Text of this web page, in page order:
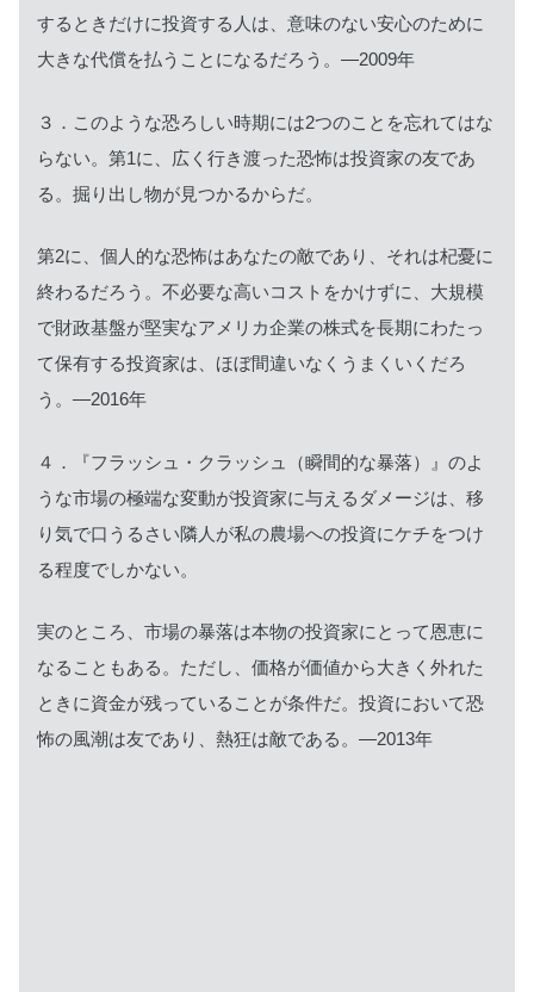
するときだけに投資する人は、意味のない安心のために
大きな代償を払うことになるだろう。—2009年
３．このような恐ろしい時期には2つのことを忘れてはな
らない。第1に、広く行き渡った恐怖は投資家の友であ
る。掘り出し物が見つかるからだ。
第2に、個人的な恐怖はあなたの敵であり、それは杞憂に
終わるだろう。不必要な高いコストをかけずに、大規模
で財政基盤が堅実なアメリカ企業の株式を長期にわたっ
て保有する投資家は、ほぼ間違いなくうまくいくだろ
う。—2016年
４．『フラッシュ・クラッシュ（瞬間的な暴落）』のよ
うな市場の極端な変動が投資家に与えるダメージは、移
り気で口うるさい隣人が私の農場への投資にケチをつけ
る程度でしかない。
実のところ、市場の暴落は本物の投資家にとって恩恵に
なることもある。ただし、価格が価値から大きく外れた
ときに資金が残っていることが条件だ。投資において恐
怖の風潮は友であり、熱狂は敵である。—2013年